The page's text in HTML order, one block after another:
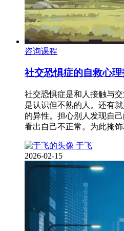
咨询课程
社交恐惧症的自救心
社交恐惧症是和人接触与
是认识但不熟的人。还有
的异性。担心别人发现自
看出自己不正常。为此掩
于飞
2026-02-15